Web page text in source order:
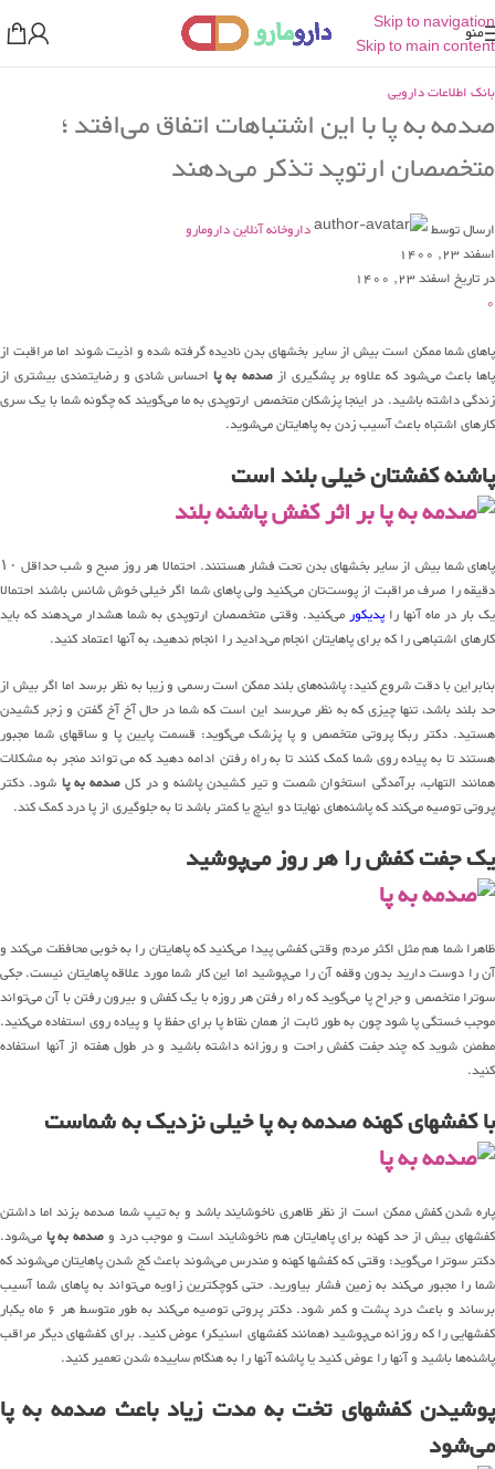
Skip to navigation
Skip to main content
منو
بانک اطلاعات دارویی
صدمه به پا با این اشتباهات اتفاق می‌افتد ؛
متخصصان ارتوپد تذکر می‌دهند
ارسال توسط
داروخانه آنلاین دارومارو
اسفند 23, 1400
در تاریخ اسفند 23, 1400
0
پاهای شما ممکن است بیش از سایر بخشهای بدن نادیده گرفته شده و اذیت شوند اما مراقبت از
پاها باعث می‌شود که علاوه بر پشگیری ازصدمه به پااحساس شادی و رضایتمندی بیشتری از
زندگی داشته باشید. در اینجا پزشکان متخصص ارتوپدی به ما می‌گویند که چگونه شما با یک سری
کارهای اشتباه باعث آسیب زدن به پاهایتان می‌شوید.
پاشنه کفشتان خیلی بلند است
پاهای شما بیش از سایر بخشهای بدن تحت فشار هستنند. احتمالا هر روز صبح و شب حداقل ۱۰
دقیقه را صرف مراقبت از پوست‌تان می‌کنید ولی پاهای شما اگر خیلی خوش شانس باشند احتمالا
یک بار در ماه آنها راپدیکورمی‌کنید. وقتی متخصصان ارتوپدی به شما هشدار می‌دهند که باید
کارهای اشتباهی را که برای پاهایتان انجام می‌دادید را انجام ندهید، به آنها اعتماد کنید.
بنابراین با دقت شروع کنید: پاشنه‌های بلند ممکن است رسمی و زیبا به نظر برسد اما اگر بیش از
حد بلند باشد، تنها چیزی که به نظر می‌رسد این است که شما در حال آخ آخ گفتن و زجر کشیدن
هستید. دکتر ربکا پروتی متخصص و پا پزشک می‌گوید: قسمت پایین پا و ساقهای شما مجبور
هستند تا به پیاده روی شما کمک کنند تا به راه رفتن ادامه دهید که می تواند منجر به مشکلات
همانند التهاب، برآمدگی استخوان شصت و تیر کشیدن پاشنه و در کلصدمه به پا شود. دکتر
پروتی توصیه می‌کند که پاشنه‌های نهایتا دو اینچ یا کمتر باشد تا به جلوگیری از پا درد کمک کند.
یک جفت کفش را هر روز می‌پوشید
ظاهرا شما هم مثل اکثر مردم وقتی کفشی پیدا می‌کنید که پاهایتان را به خوبی محافظت می‌کند و
آن را دوست دارید بدون وقفه آن را می‌پوشید اما این کار شما مورد علاقه پاهایتان نیست. جکی
سوترا متخصص و جراح پا می‌گوید که راه رفتن هر روزه با یک کفش و بیرون رفتن با آن می‌تواند
موجب خستگی پا شود چون به طور ثابت از همان نقاط پا برای حفظ پا و پیاده روی استفاده می‌کنید.
مطمئن شوید که چند جفت کفش راحت و روزانه داشته باشید و در طول هفته از آنها استفاده
کنید.
با کفشهای کهنه صدمه به پا خیلی نزدیک به شماست
پاره شدن کفش ممکن است از نظر ظاهری ناخوشایند باشد و به تیپ شما صدمه بزند اما داشتن
کفشهای بیش از حد کهنه برای پاهایتان هم ناخوشایند است و موجب درد وصدمه به پامی‌شود.
دکتر سوترا می‌گوید: وقتی که کفشها کهنه و مندرس می‌شوند باعث کج شدن پاهایتان می‌شوند که
شما را مجبور می‌کند به زمین فشار بیاورید. حتی کوچکترین زاویه می‌تواند به پاهای شما آسیب
برساند و باعث درد پشت و کمر شود. دکتر پروتی توصیه می‌کند به طور متوسط هر ۶ ماه یکبار
کفشهایی را که روزانه می‌پوشید (همانند کفشهای اسنیکر) عوض کنید. برای کفشهای دیگر مراقب
پاشنه‌ها باشید و آنها را عوض کنید یا پاشنه آنها را به هنگام ساییده شدن تعمیر کنید.
پوشیدن کفشهای تخت به مدت زیاد باعث صدمه به پا
می‌شود